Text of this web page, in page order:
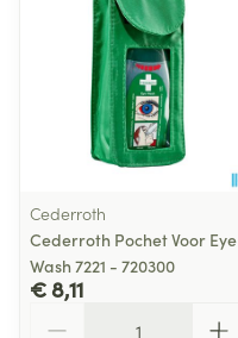
Cederroth
Cederroth Pochet Voor Eye
Wash 7221 - 720300
€ 8,11